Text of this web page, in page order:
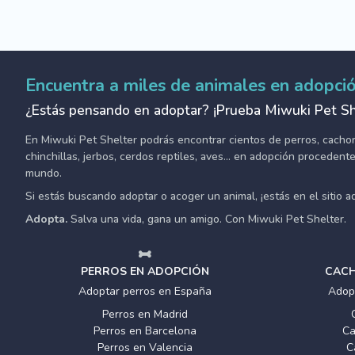
Encuentra a miles de animales en
¿Estás pensando en adoptar? ¡Prueba Miwuki Pet
En Miwuki Pet Shelter podrás encontrar cientos de perros,
chinchillas, jerbos, cerdos reptiles, aves... en adopción
mundo.
Si estás buscando adoptar o acoger un animal, ¡estás en el sitio
Adopta. Salva una vida, gana un amigo. Con Miwuki Pet Shelter.
PERROS EN ADOPCIÓN
Adoptar perros en España
Perros en Madrid
Perros en Barcelona
Perros en Valencia